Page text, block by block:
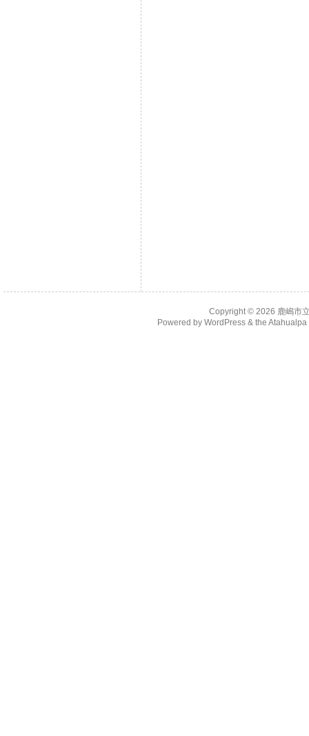
Copyright © 2026 鹿嶋市
Powered by WordPress& the Atahualpa